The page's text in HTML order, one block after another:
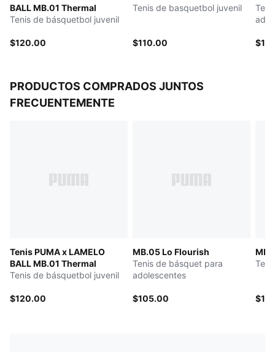
PUMA Youth: recomendado para niños mayores de
entre 8 y 16 años
BALL MB.01 Thermal
Tenis de básquetbol juvenil
$120.00
Tenis de basquetbol juvenil
$110.00
PRODUCTOS COMPRADOS JUNTOS
FRECUENTEMENTE
Tenis PUMA x LAMELO
BALL MB.01 Thermal
Tenis de básquetbol juvenil
$120.00
MB.05 Lo Flourish
Tenis de básquet para
adolescentes
$105.00